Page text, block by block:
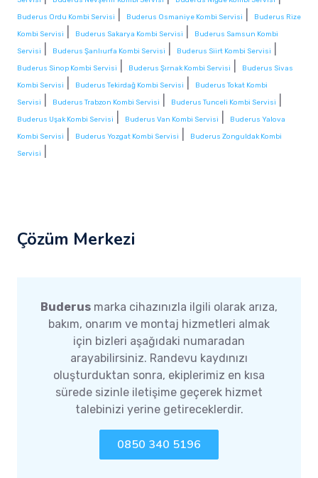
Buderus Ordu Kombi Servisi Buderus Osmaniye Kombi Servisi
Buderus Rize
Kombi Servisi
Buderus Sakarya Kombi Servisi
Buderus Samsun Kombi
Servisi
Buderus Şanlıurfa Kombi Servisi Buderus Siirt Kombi Servisi
Buderus Sinop Kombi Servisi Buderus Şırnak Kombi Servisi
Buderus Sivas
Kombi Servisi
Buderus Tekirdağ Kombi Servisi
Buderus Tokat Kombi
Servisi
Buderus Trabzon Kombi Servisi Buderus Tunceli Kombi Servisi
Buderus Uşak Kombi Servisi Buderus Van Kombi Servisi
Buderus Yalova
Kombi Servisi
Buderus Yozgat Kombi Servisi
Buderus Zonguldak Kombi
Servisi
Çözüm Merkezi
Buderus marka cihazınızla ilgili olarak arıza,
bakım, onarım ve montaj hizmetleri almak
için bizleri aşağıdaki numaradan
arayabilirsiniz. Randevu kaydınızı
oluşturduktan sonra, ekiplerimiz en kısa
sürede sizinle iletişime geçerek hizmet
talebinizi yerine getireceklerdir.
0850 340 5196